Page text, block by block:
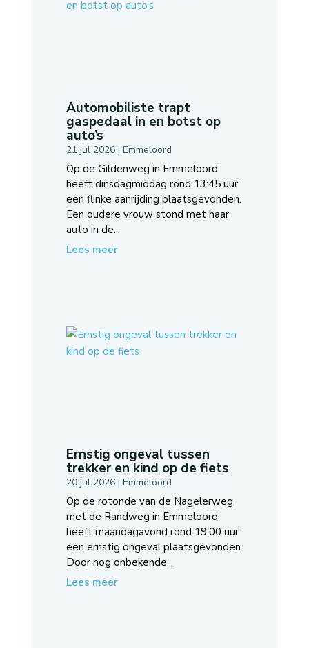
Automobiliste trapt
gaspedaal in en botst op
auto’s
21 jul 2026| Emmeloord
Op de Gildenweg in Emmeloord
heeft dinsdagmiddag rond 13:45 uur
een flinke aanrijding plaatsgevonden.
Een oudere vrouw stond met haar
auto in de...
Lees meer
Ernstig ongeval tussen
trekker en kind op de fiets
20 jul 2026| Emmeloord
Op de rotonde van de Nagelerweg
met de Randweg in Emmeloord
heeft maandagavond rond 19:00 uur
een ernstig ongeval plaatsgevonden.
Door nog onbekende...
Lees meer